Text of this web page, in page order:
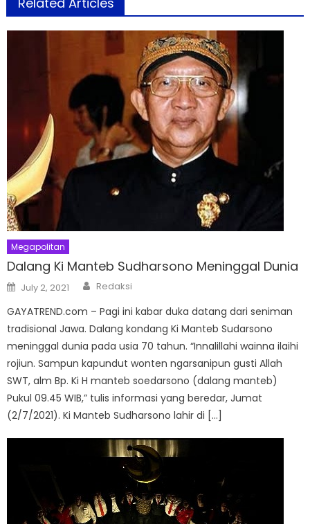
Megapolitan
Dalang Ki Manteb Sudharsono Meninggal Dunia
Posted
on
July 2, 2021 Author
Redaksi
GAYATREND.com – Pagi ini kabar duka datang dari seniman
tradisional Jawa. Dalang kondang Ki Manteb Sudarsono
meninggal dunia pada usia 70 tahun. “Innalillahi wainna ilaihi
rojiun. Sampun kapundut wonten ngarsanipun gusti Allah
SWT, alm Bp. Ki H manteb soedarsono (dalang manteb)
Pukul 09.45 WIB,” tulis informasi yang beredar, Jumat
(2/7/2021). Ki Manteb Sudharsono lahir di […]